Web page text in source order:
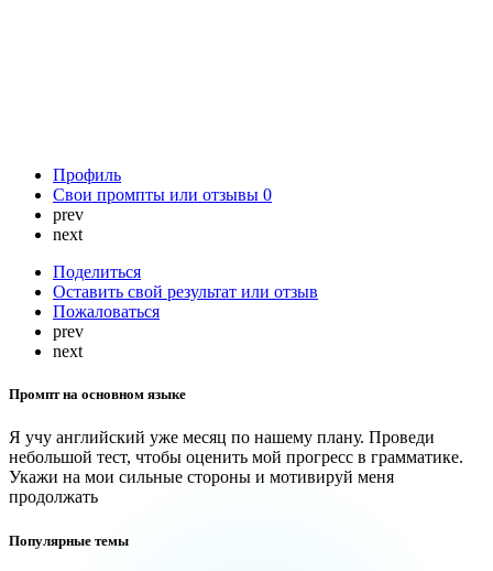
Профиль
Свои промпты или отзывы 0
prev
next
Поделиться
Оставить свой результат или отзыв
Пожаловаться
prev
next
Промпт на основном языке
Я учу английский уже месяц по нашему плану. Проведи
небольшой тест, чтобы оценить мой прогресс в грамматике.
Укажи на мои сильные стороны и мотивируй меня
продолжать
Популярные темы